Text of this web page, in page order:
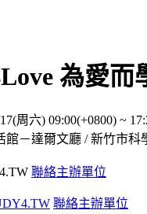
為愛而
周六) 09:00(+0800) ~
館－達爾文廳 / 新竹市科
聯絡主辦單位
聯絡主辦單位